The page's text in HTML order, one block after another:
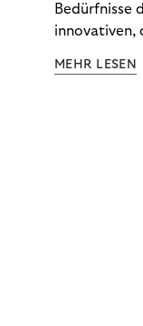
Bedürfnisse
innovativen,
ein Leben in
MEHR LESEN